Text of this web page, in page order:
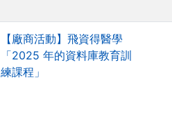
【廠商活動】飛資得醫學
「2025 年的資料庫教育訓
練課程」